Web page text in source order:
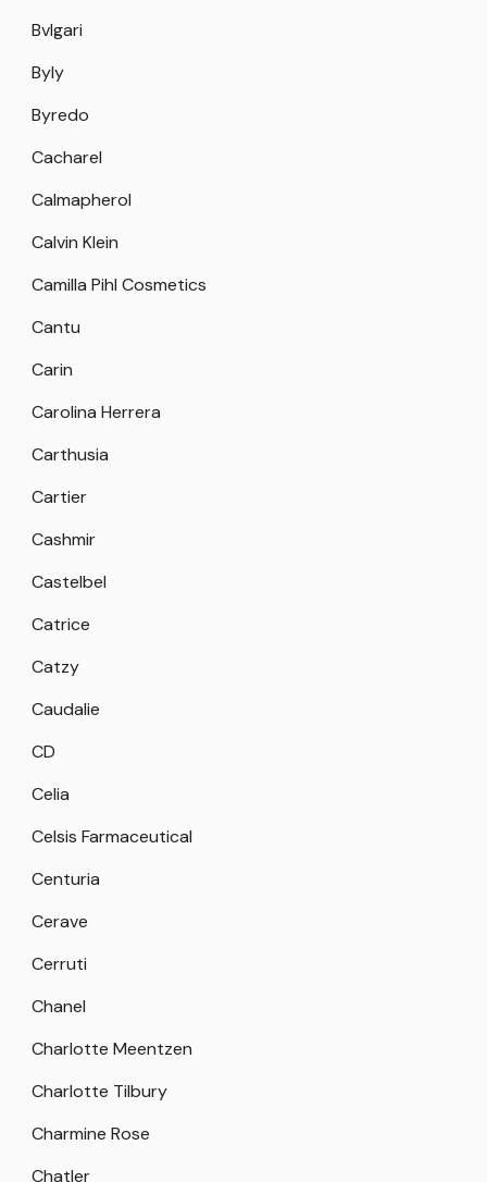
Bvlgari
Byly
Byredo
Cacharel
Calmapherol
Calvin Klein
Camilla Pihl Cosmetics
Cantu
Carin
Carolina Herrera
Carthusia
Cartier
Cashmir
Castelbel
Catrice
Catzy
Caudalie
CD
Celia
Celsis Farmaceutical
Centuria
Cerave
Cerruti
Chanel
Charlotte Meentzen
Charlotte Tilbury
Charmine Rose
Chatler